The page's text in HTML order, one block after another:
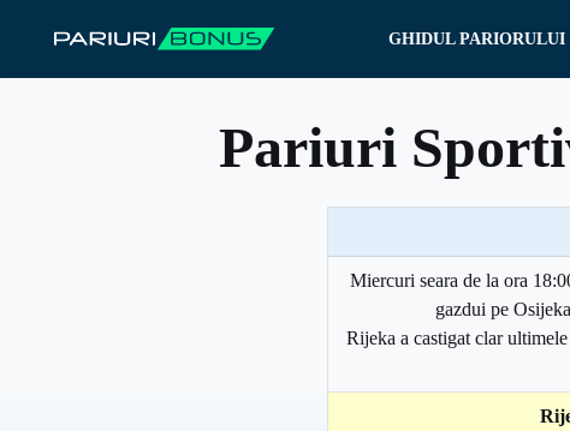
GHIDUL PARIORULUI
Pariuri
Miercuri seara de la ora
gazdui pe
Rijeka a castigat clar